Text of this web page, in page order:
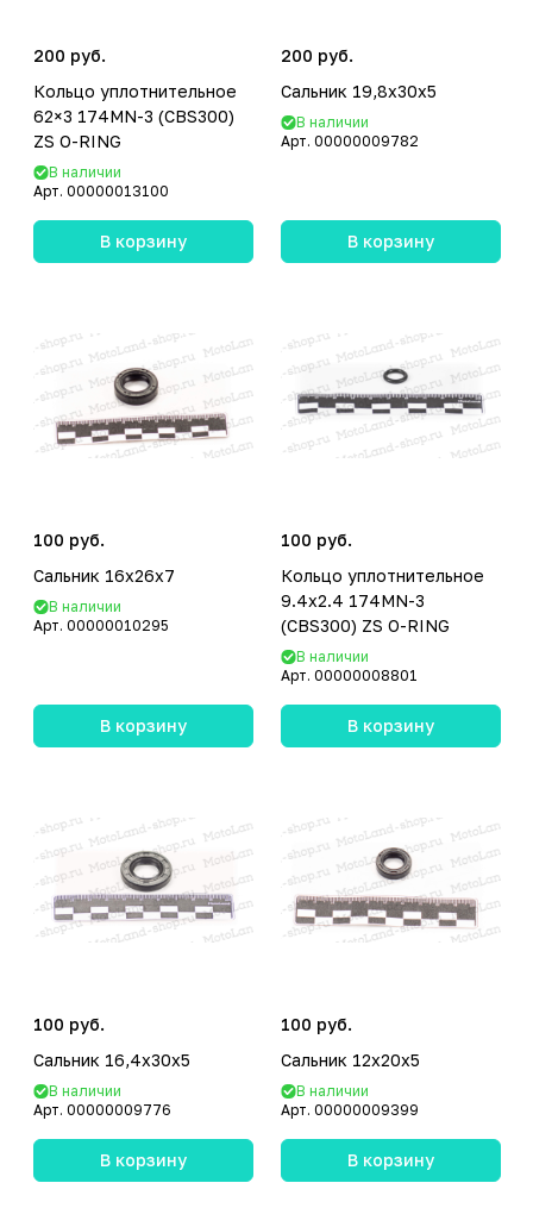
200 руб.
Кольцо уплотнительное
62×3 174MN-3 (CBS300)
ZS O-RING
В наличии
Арт. 00000013100
В корзину
200 руб.
Сальник 19,8x30x5
В наличии
Арт. 00000009782
В корзину
100 руб.
Сальник 16x26x7
В наличии
Арт. 00000010295
В корзину
100 руб.
Кольцо уплотнительное
9.4x2.4 174MN-3
(CBS300) ZS O-RING
В наличии
Арт. 00000008801
В корзину
100 руб.
Сальник 16,4x30x5
В наличии
Арт. 00000009776
В корзину
100 руб.
Сальник 12x20x5
В наличии
Арт. 00000009399
В корзину